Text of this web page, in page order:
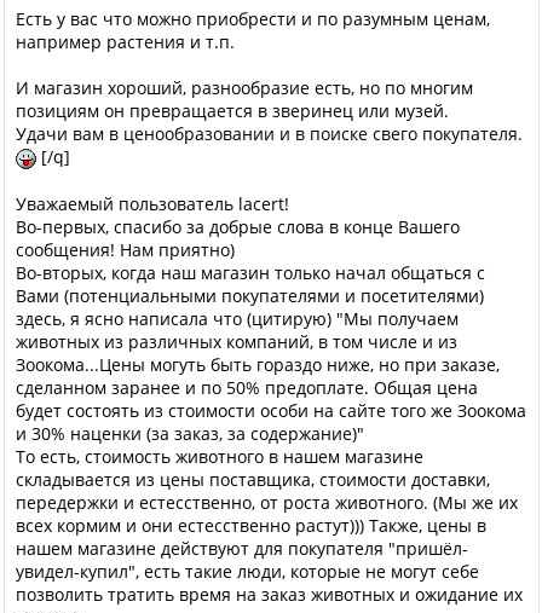
Есть у вас что можно приобрести и по разумным ценам,
например растения и т.п.
И магазин хороший, разнообразие есть, но по многим
позициям он превращается в зверинец или музей.
Удачи вам в ценообразовании и в поиске свего покупателя.
[/q]
Уважаемый пользователь lacert!
Во-первых, спасибо за добрые слова в конце Вашего
сообщения! Нам приятно)
Во-вторых, когда наш магазин только начал общаться с
Вами (потенциальными покупателями и посетителями)
здесь, я ясно написала что (цитирую) "Мы получаем
животных из различных компаний, в том числе и из
Зоокома...Цены могуть быть гораздо ниже, но при заказе,
сделанном заранее и по 50% предоплате. Общая цена
будет состоять из стоимости особи на сайте того же Зоокома
и 30% наценки (за заказ, за содержание)"
То есть, стоимость животного в нашем магазине
складывается из цены поставщика, стоимости доставки,
передержки и естесственно, от роста животного. (Мы же их
всех кормим и они естесственно растут))) Также, цены в
нашем магазине действуют для покупателя "пришёл-
увидел-купил", есть такие люди, которые не могут себе
позволить тратить время на заказ животных и ожидание их